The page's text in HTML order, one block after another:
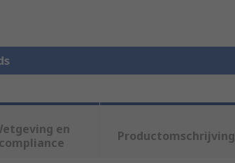
en
compliance
Productomschrijving